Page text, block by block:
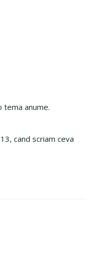
tema anume.
cand scriam ceva